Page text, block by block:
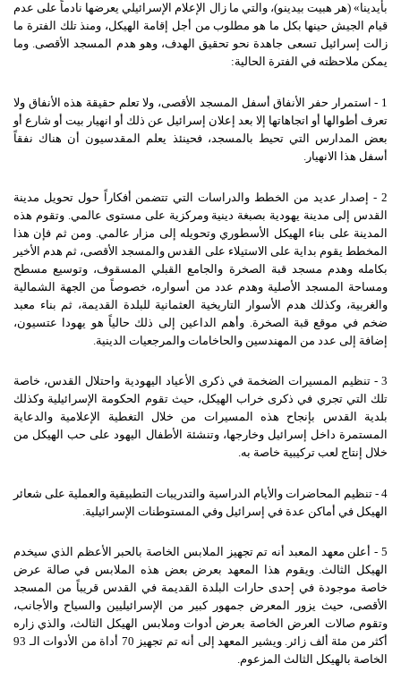
بأيدينا» (هر هبيت بيدينو)، والتي ما زال الإعلام الإسرائيلي يعرضها نادماً على عدم
قيام الجيش حينها بكل ما هو مطلوب من أجل إقامة الهيكل، ومنذ تلك الفترة ما
زالت إسرائيل تسعى جاهدة نحو تحقيق الهدف، وهو هدم المسجد الأقصى. وما
يمكن ملاحظته في الفترة الحالية:
1 - استمرار حفر الأنفاق أسفل المسجد الأقصى، ولا تعلم حقيقة هذه الأنفاق ولا
تعرف أطوالها أو اتجاهاتها إلا بعد إعلان إسرائيل عن ذلك أو انهيار بيت أو شارع أو
بعض المدارس التي تحيط بالمسجد، فحينئذ يعلم المقدسيون أن هناك نفقاً
أسفل هذا الانهيار.
2 - إصدار عديد من الخطط والدراسات التي تتضمن أفكاراً حول تحويل مدينة
القدس إلى مدينة يهودية بصبغة دينية ومركزية على مستوى عالمي. وتقوم هذه
المدينة على بناء الهيكل الأسطوري وتحويله إلى مزار عالمي. ومن ثم فإن هذا
المخطط يقوم بداية على الاستيلاء على القدس والمسجد الأقصى، ثم هدم الأخير
بكامله وهدم مسجد قبة الصخرة والجامع القبلي المسقوف، وتوسيع مسطح
ومساحة المسجد الأصلية وهدم عدد من أسواره، خصوصاً من الجهة الشمالية
والغربية، وكذلك هدم الأسوار التاريخية العثمانية للبلدة القديمة، ثم بناء معبد
ضخم في موقع قبة الصخرة. وأهم الداعين إلى ذلك حالياً هو يهودا عتسيون،
إضافة إلى عدد من المهندسين والحاخامات والمرجعيات الدينية.
3 - تنظيم المسيرات الضخمة في ذكرى الأعياد اليهودية واحتلال القدس، خاصة
تلك التي تجري في ذكرى خراب الهيكل، حيث تقوم الحكومة الإسرائيلية وكذلك
بلدية القدس بإنجاح هذه المسيرات من خلال التغطية الإعلامية والدعاية
المستمرة داخل إسرائيل وخارجها، وتنشئة الأطفال اليهود على حب الهيكل من
خلال إنتاج لعب تركيبية خاصة به.
4 - تنظيم المحاضرات والأيام الدراسية والتدريبات التطبيقية والعملية على شعائر
الهيكل في أماكن عدة في إسرائيل وفي المستوطنات الإسرائيلية.
5 - أعلن معهد المعبد أنه تم تجهيز الملابس الخاصة بالحبر الأعظم الذي سيخدم
الهيكل الثالث. ويقوم هذا المعهد بعرض بعض هذه الملابس في صالة عرض
خاصة موجودة في إحدى حارات البلدة القديمة في القدس قريباً من المسجد
الأقصى، حيث يزور المعرض جمهور كبير من الإسرائيليين والسياح والأجانب،
وتقوم صالات العرض الخاصة بعرض أدوات وملابس الهيكل الثالث، والذي زاره
أكثر من مئة ألف زائر. ويشير المعهد إلى أنه تم تجهيز 70 أداة من الأدوات الـ 93
الخاصة بالهيكل الثالث المزعوم.